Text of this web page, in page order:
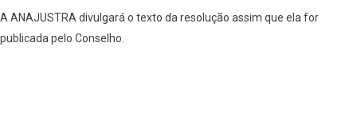
A ANAJUSTRA divulgará o texto da resolução assim que ela for
publicada pelo Conselho.